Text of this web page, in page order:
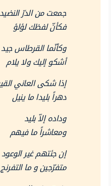
جمعت من الدرّ النضيد
فكأنّ لفظك لؤلؤ
وكأنّما القرطاس جيد
أشكو إليك ولا يلام
إذا شكى العاني
دهراً بليدا ما ينيل
وداده إلاّ بليد
ومعاشراً ما فيهم
إن جئتهم غير الوعود
متفرّجين و ما التفرنج